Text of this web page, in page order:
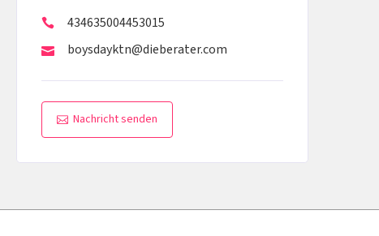
434635004453015
boysdayktn@dieberater.com
Nachricht senden